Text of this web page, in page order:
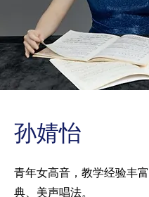
孙婧怡
青年女高音，教学经验丰
典、美声唱法。